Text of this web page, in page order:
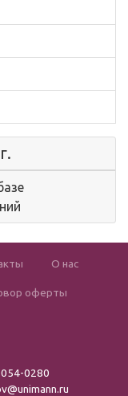
О нас
оферты
0280